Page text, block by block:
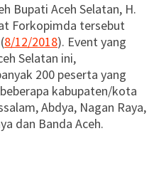
Bupati Aceh Selatan, H.
Forkopimda tersebut
8/12/2018). Event yang
Selatan ini,
200 peserta yang
kabupaten/kota
Abdya, Nagan Raya,
dan Banda Aceh.